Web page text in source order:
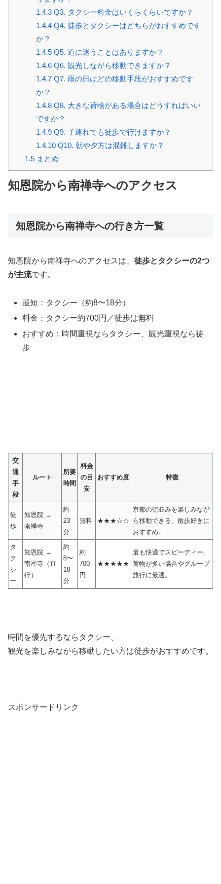
1.4.3Q3. タクシー料金はいくらくらいですか？
1.4.4Q4. 徒歩とタクシーはどちらがおすすめです
か？
1.4.5Q5. 道に迷うことはありますか？
1.4.6Q6. 観光しながら移動できますか？
1.4.7Q7. 雨の日はどの移動手段がおすすめです
か？
1.4.8Q8. 大きな荷物がある場合はどうすればいい
ですか？
1.4.9Q9. 子連れでも徒歩で行けますか？
1.4.10Q10. 朝や夕方は混雑しますか？
1.5まとめ
知恩院から南禅寺へのアクセス
知恩院から南禅寺への行き方一覧
知恩院から南禅寺へのアクセスは、 徒歩とタクシーの2つ
が主流です。
最短：タクシー（約8〜18分）
料金：タクシー約700円／徒歩は無料
おすすめ：時間重視ならタクシー、観光重視なら徒
歩
交
通
手
段
ルート
所要
時間
料金
の目
安
おすすめ度 特徴
徒
歩
知恩院 →
南禅寺
約
23
分
無料 ★★★☆☆
京都の街並みを楽しみなが
ら移動できる。散歩好きに
おすすめ。
タ
ク
シ
ー
知恩院 →
南禅寺（直
行）
約
8〜
18
分
約
700
円
★★★★★
最も快適でスピーディー。
荷物が多い場合やグループ
旅行に最適。
時間を優先するならタクシー、
観光を楽しみながら移動したい方は徒歩がおすすめです。
スポンサードリンク